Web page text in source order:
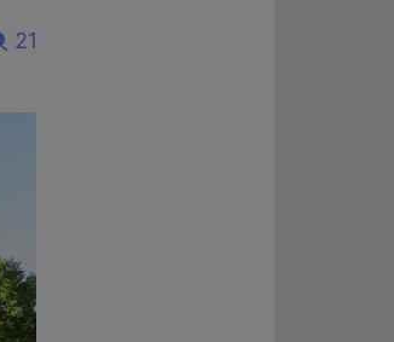
21